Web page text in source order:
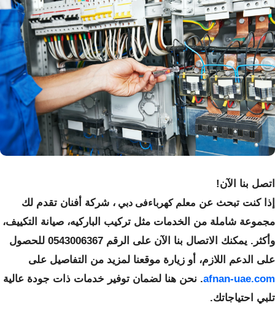
اتصل بنا الآن!
إذا كنت تبحث عن معلم كهرباءفى دبي ، شركة أفنان تقدم لك
مجموعة شاملة من الخدمات مثل تركيب الباركيه، صيانة التكييف،
وأكثر. يمكنك الاتصال بنا الآن على الرقم 0543006367 للحصول
على الدعم اللازم، أو زيارة موقعنا لمزيد من التفاصيل على
afnan-uae.com. نحن هنا لضمان توفير خدمات ذات جودة عالية
تلبي احتياجاتك.